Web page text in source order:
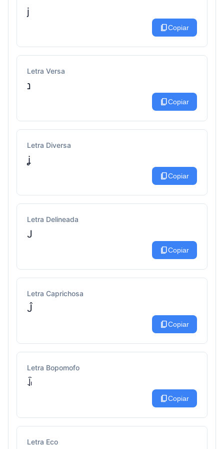
j
content_copyCopiar
Letra Versa
נ
content_copyCopiar
Letra Diversa
ʝ
content_copyCopiar
Letra Delineada
J
content_copyCopiar
Letra Caprichosa
Ĵ
content_copyCopiar
Letra Bopomofo
ꀭ
content_copyCopiar
Letra Eco